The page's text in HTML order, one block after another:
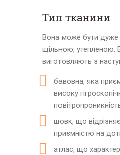
Тип тканини
Вона може бути
щільною, утепленою.
виготовляють з
бавовна, яка
високу
шовк, що
приємністю на
атлас, що